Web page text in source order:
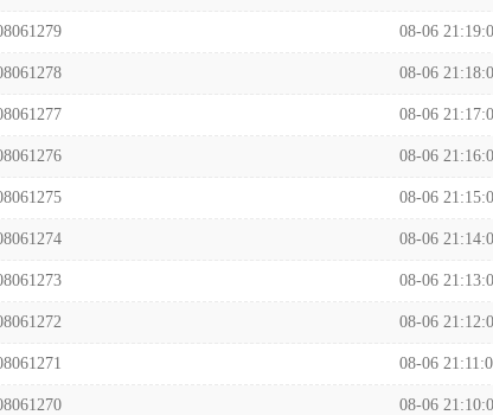
08-06
08-06
08-06
08-06
08-06
08-06
08-06
08-06
08-06
08-06